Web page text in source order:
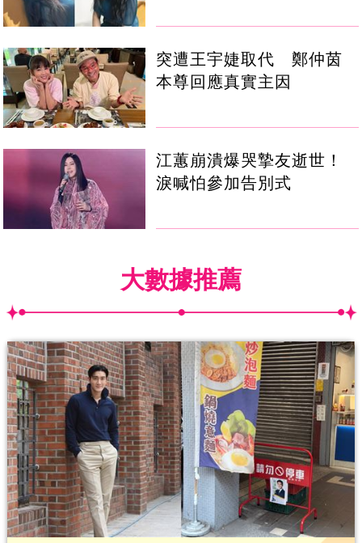
突遭王宇婕取代 鄭仲茵
本尊回應真實主因
江蕙崩潰爆哭摯友逝世！
淚喊怕參加告別式
大數據推薦